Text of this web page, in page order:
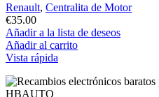
Renault, Centralita de Motor
€35.00
Añadir a la lista de deseos
Añadir al carrito
Vista rápida